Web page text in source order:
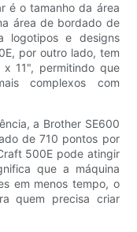
é o tamanho da área
área de bordado de
logotipos e designs
por outro lado, tem
11", permitindo que
complexos com
a Brother SE600
de 710 pontos por
500E pode atingir
que a máquina
em menos tempo, o
quem precisa criar